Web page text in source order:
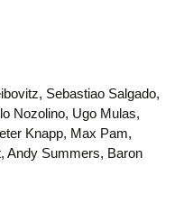
Sebastiao Salgado,
Nozolino, Ugo Mulas,
Knapp, Max Pam,
Andy Summers, Baron